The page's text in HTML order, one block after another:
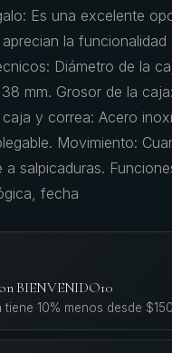
Es una excelente
la funcionalidad
Diámetro de la
mm. Grosor de la
y correa: Acero
Movimiento:
a salpicaduras.
fecha
BIENVENIDO10
tiene 10% menos desde